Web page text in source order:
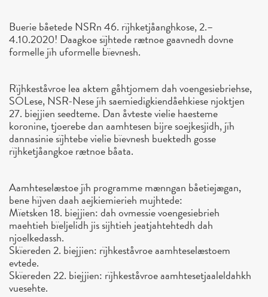
Buerie båetede NSRn 46. rïjhketjåanghkose, 2.–
4.10.2020! Daagkoe sïjhtede rætnoe gaavnedh dovne
formelle jïh uformelle bïevnesh.
Rïjhkeståvroe lea aktem gåhtjomem dah voengesiebriehse,
SOLese, NSR-Nese jïh saemiedigkiendåehkiese njoktjen
27. biejjien seedteme. Dan åvteste vielie haesteme
koronine, tjoerebe dan aamhtesen bijre soejkesjidh, jïh
dannasinie sïjhtebe vielie bïevnesh buektedh gosse
rïjhketjåangkoe rætnoe båata.
Aamhteselæstoe jïh programme mænngan båetiejægan,
bene hïjven daah aejkiemierieh mujhtede:
Mïetsken 18. biejjien: dah ovmessie voengesiebrieh
maehtieh bïeljelidh jis sijhtieh jeatjahtehtedh dah
njoelkedassh.
Skïereden 2. biejjien: rïjhkeståvroe aamhteselæstoem
evtede.
Skïereden 22. biejjien: rïjhkeståvroe aamhtesetjaaleldahkh
vuesehte.